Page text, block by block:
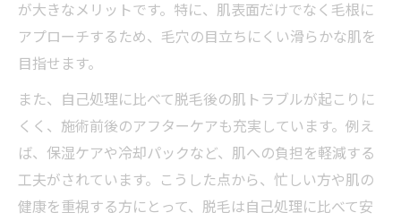
が大きなメリットです。特に、肌表面だけでなく毛根に
アプローチするため、毛穴の目立ちにくい滑らかな肌を
目指せます。
また、自己処理に比べて脱毛後の肌トラブルが起こりに
くく、施術前後のアフターケアも充実しています。例え
ば、保湿ケアや冷却パックなど、肌への負担を軽減する
工夫がされています。こうした点から、忙しい方や肌の
健康を重視する方にとって、脱毛は自己処理に比べて安